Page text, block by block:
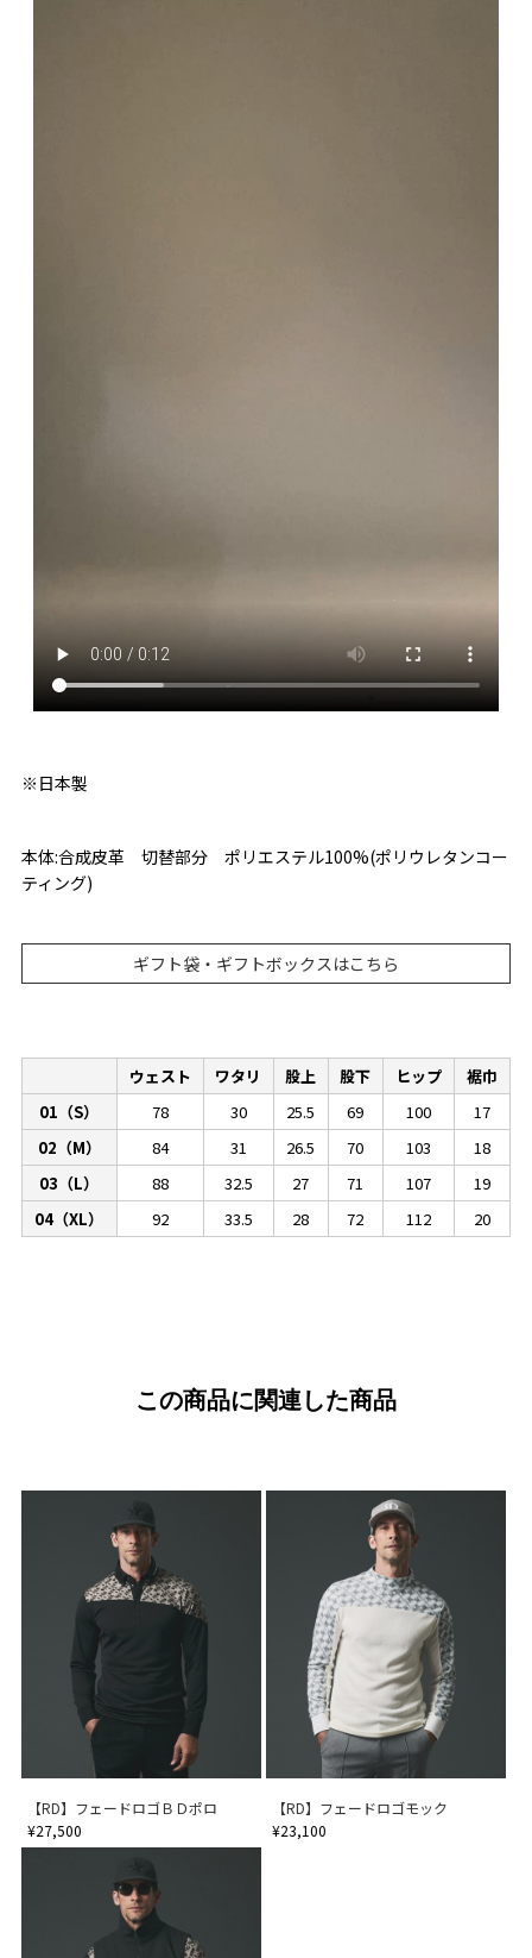
※日本製
本体:合成皮革 切替部分 ポリエステル100%(ポリウレタンコー
ティング)
ギフト袋・ギフトボックスはこちら
ウェスト ワタリ 股上 股下 ヒップ
裾巾
01（S）
78 30 25.5 69 100
17
02（M）
84 31 26.5 70 103
18
03（L）
88 32.5 27 71 107
19
04（XL）
92 33.5 28 72 112 20
この商品に関連した商品
【RD】フェードロゴＢＤポロ
¥27,500
【RD】フェードロゴモック
¥23,100